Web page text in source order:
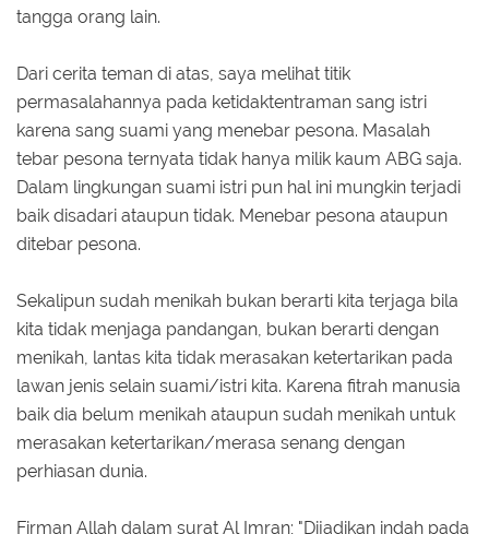
tangga orang lain.
Dari cerita teman di atas, saya melihat titik
permasalahannya pada ketidaktentraman sang istri
karena sang suami yang menebar pesona. Masalah
tebar pesona ternyata tidak hanya milik kaum ABG saja.
Dalam lingkungan suami istri pun hal ini mungkin terjadi
baik disadari ataupun tidak. Menebar pesona ataupun
ditebar pesona.
Sekalipun sudah menikah bukan berarti kita terjaga bila
kita tidak menjaga pandangan, bukan berarti dengan
menikah, lantas kita tidak merasakan ketertarikan pada
lawan jenis selain suami/istri kita. Karena fitrah manusia
baik dia belum menikah ataupun sudah menikah untuk
merasakan ketertarikan/merasa senang dengan
perhiasan dunia.
Firman Allah dalam surat Al Imran; "Dijadikan indah pada